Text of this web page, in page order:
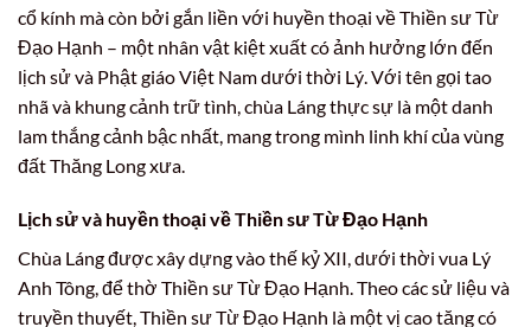
cổ kính mà còn bởi gắn liền với huyền thoại về Thiền sư Từ
Đạo Hạnh – một nhân vật kiệt xuất có ảnh hưởng lớn đến
lịch sử và Phật giáo Việt Nam dưới thời Lý. Với tên gọi tao
nhã và khung cảnh trữ tình, chùa Láng thực sự là một danh
lam thắng cảnh bậc nhất, mang trong mình linh khí của vùng
đất Thăng Long xưa.
Lịch sử và huyền thoại về Thiền sư Từ Đạo Hạnh
Chùa Láng được xây dựng vào thế kỷ XII, dưới thời vua Lý
Anh Tông, để thờ Thiền sư Từ Đạo Hạnh. Theo các sử liệu và
truyền thuyết, Thiền sư Từ Đạo Hạnh là một vị cao tăng có